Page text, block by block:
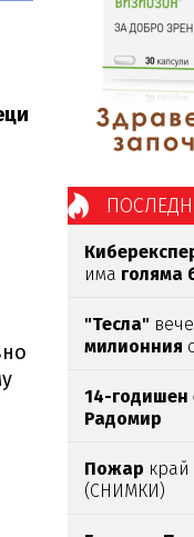
има голяма
имали
"Тесла"
милионния
14-годишен
Радомир
Пожар
(СНИМКИ)